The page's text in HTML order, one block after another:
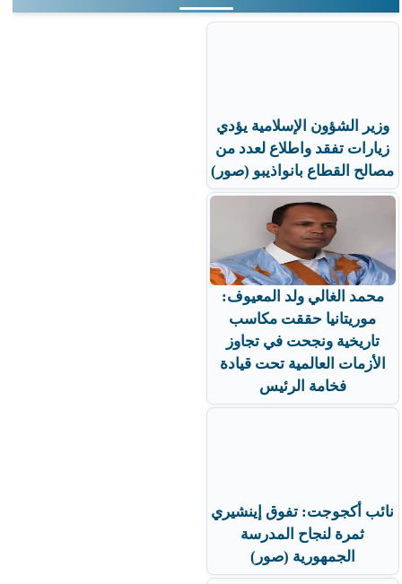
وزير الشؤون الإسلامية يؤدي
زيارات تفقد واطلاع لعدد من
مصالح القطاع بانواذيبو (صور)
محمد الغالي ولد المعيوف:
موريتانيا حققت مكاسب
تاريخية ونجحت في تجاوز
الأزمات العالمية تحت قيادة
فخامة الرئيس
نائب أكجوجت: تفوق إينشيري
ثمرة لنجاح المدرسة
الجمهورية (صور)